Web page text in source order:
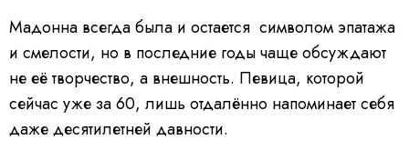
Мадонна всегда была и остается символом эпатажа
и смелости, но в последние годы чаще обсуждают
не её творчество, а внешность. Певица, которой
сейчас уже за 60, лишь отдалённо напоминает себя
даже десятилетней давности.